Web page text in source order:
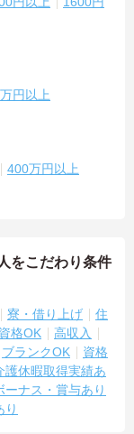
円以上
400万円以上
をこだわり条件
寮・借り上げ
住
格OK
高収入
ブランクOK
資格
護休暇取得実績あ
ーナス・賞与あり
り